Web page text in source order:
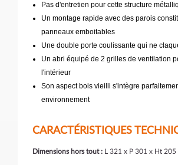
Pas d'entretien pour cette structure
Un montage rapide avec des parois
panneaux emboitables
Une double porte coulissante qui ne
Un abri équipé de 2 grilles de ventilation
l'intérieur
Son aspect bois vieilli s'intègre
environnement
CARACTÉRISTIQUES
Dimensions hors tout : L 321 x P 301 x Ht 205